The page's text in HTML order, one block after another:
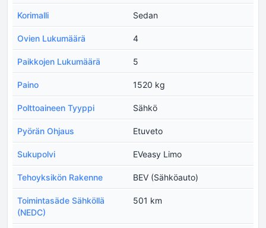
Korimalli Sedan
Ovien Lukumäärä 4
Paikkojen Lukumäärä 5
Paino 1520 kg
Polttoaineen Tyyppi Sähkö
Pyörän Ohjaus Etuveto
Sukupolvi EVeasy Limo
Tehoyksikön Rakenne BEV (Sähköauto)
Toimintasäde Sähköllä
(NEDC)
501 km